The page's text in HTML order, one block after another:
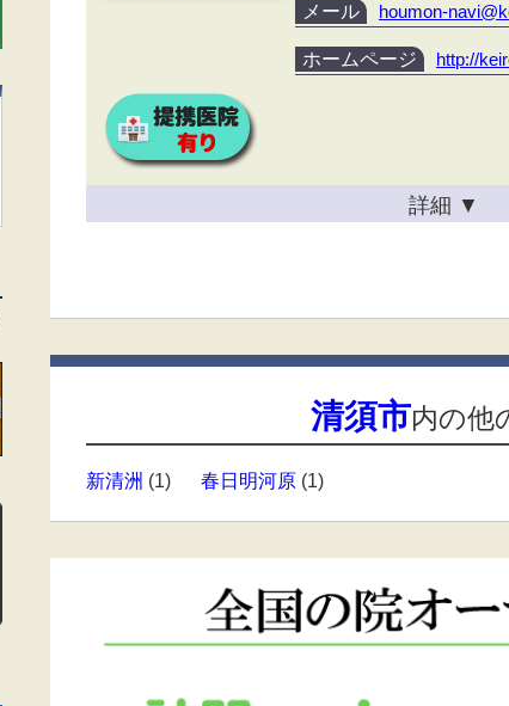
メール houmon-
ホームページ http://
詳細 ▼
清須市内の他
新清洲 (1) 春日明河原 (1)